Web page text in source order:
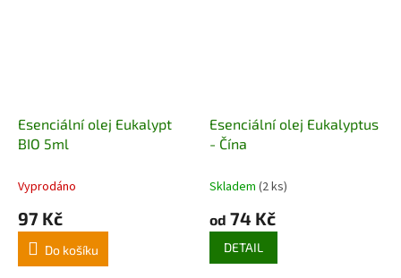
Esenciální olej Eukalypt
BIO 5ml
Vyprodáno
97 Kč
Do košíku
Esenciální olej Eukalyptus
- Čína
Skladem (2 ks)
od 74 Kč
DETAIL